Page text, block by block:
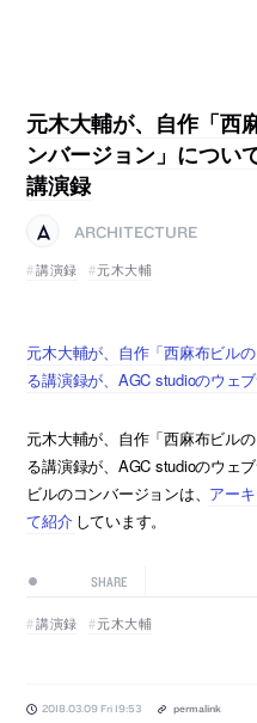
元木大輔が、自作「西
ンバージョン」につい
講演録
ARCHITECTURE
講演録
元木大輔
元木大輔が、自作「西麻布ビル
る講演録が、AGC studioのウェ
元木大輔が、自作「西麻布ビル
る講演録が、AGC studioのウェ
ビルのコンバージョンは、 アー
て紹介 しています。
SHARE
講演録 元木大輔
2018.03.09 Fri 19:53 permalink